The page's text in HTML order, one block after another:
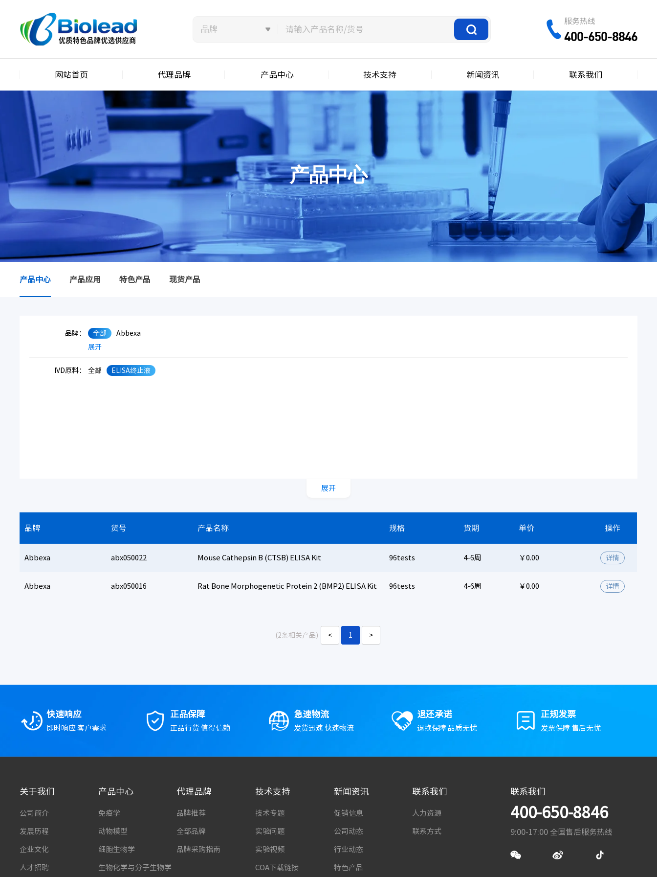
服务热线
400-650-8846
网站首页 代理品牌 产品中心 技术支持 新闻资讯 联系我们
产品中心
产品中心 产品应用 特色产品 现货产品
品牌： 全部
Abbexa
展开
IVD原料： 全部 ELISA终止液
展开
品牌 货号 产品名称 规格 货期 单价 操作
Abbexa abx050022 Mouse Cathepsin B (CTSB) ELISA Kit 96tests 4-6周 ￥0.00 详情
Abbexa abx050016 Rat Bone Morphogenetic Protein 2 (BMP2) ELISA Kit 96tests 4-6周 ￥0.00 详情
(2条相关产品) < 1 >
快速响应
即时响应 客户需求
正品保障
正品行货 值得信赖
急速物流
发货迅速 快速物流
退还承诺
退换保障 品质无忧
正规发票
发票保障 售后无忧
关于我们
公司简介
发展历程
企业文化
人才招聘
产品中心
免疫学
动物模型
细胞生物学
生物化学与分子生物学
代理品牌
品牌推荐
全部品牌
品牌采购指南
技术支持
技术专题
实验问题
实验视频
COA下载链接
新闻资讯
促销信息
公司动态
行业动态
特色产品
联系我们
人力资源
联系方式
联系我们
400-650-8846
9:00-17:00 全国售后服务热线